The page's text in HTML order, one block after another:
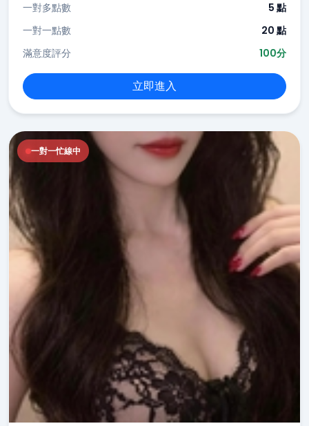
一對多點數
5 點
一對一點數
20 點
滿意度評分
100分
立即進入
一對一忙線中